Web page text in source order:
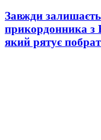
Завжди
прикордонника з
який рятує